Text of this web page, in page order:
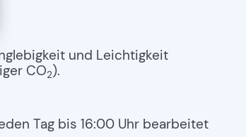
und Leichtigkeit
CO2).
Tag bis 16:00 Uhr bearbeitet